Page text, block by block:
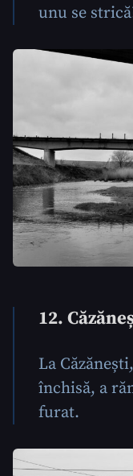
unu se
12.
La
închisă, a
furat.